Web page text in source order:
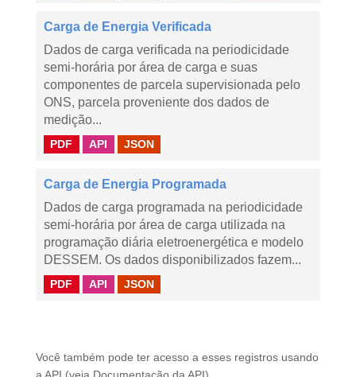
Carga de Energia Verificada
Dados de carga verificada na periodicidade
semi-horária por área de carga e suas
componentes de parcela supervisionada pelo
ONS, parcela proveniente dos dados de
medição...
PDF API JSON
Carga de Energia Programada
Dados de carga programada na periodicidade
semi-horária por área de carga utilizada na
programação diária eletroenergética e modelo
DESSEM. Os dados disponibilizados fazem...
PDF API JSON
Você também pode ter acesso a esses registros usando